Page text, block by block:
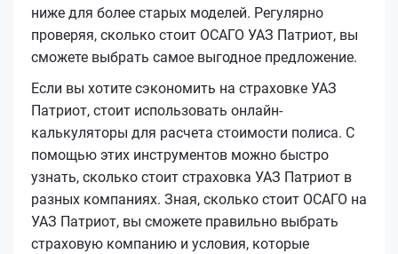
ниже для более старых моделей. Регулярно
проверяя, сколько стоит ОСАГО УАЗ Патриот, вы
сможете выбрать самое выгодное предложение.
Если вы хотите сэкономить на страховке УАЗ
Патриот, стоит использовать онлайн-
калькуляторы для расчета стоимости полиса. С
помощью этих инструментов можно быстро
узнать, сколько стоит страховка УАЗ Патриот в
разных компаниях. Зная, сколько стоит ОСАГО на
УАЗ Патриот, вы сможете правильно выбрать
страховую компанию и условия, которые